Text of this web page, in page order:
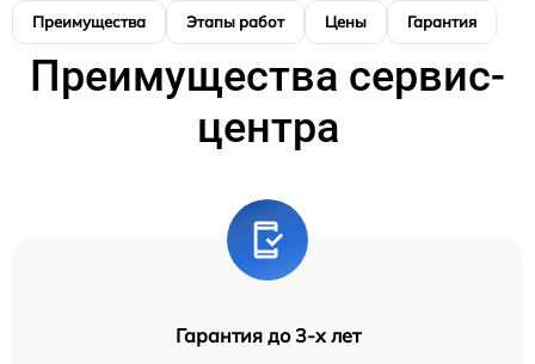
Преимущества Этапы работ Цены Гарантия
Преимущества сервис-
центра
Гарантия до 3-х лет